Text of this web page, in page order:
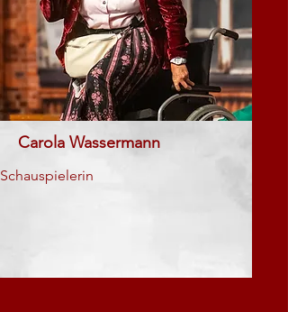
Carola Wassermann
Schauspielerin